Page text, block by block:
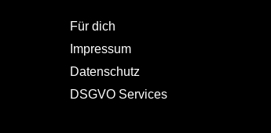
Für dich
Impressum
Datenschutz
DSGVO Services